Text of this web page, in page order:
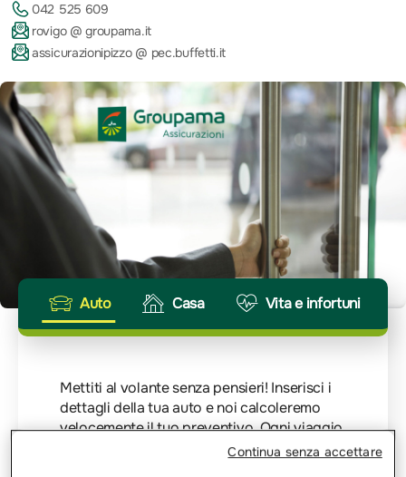
042 525 609
rovigo @ groupama.it
assicurazionipizzo @ pec.buffetti.it
Auto Casa Vita e infortuni
Mettiti al volante senza pensieri! Inserisci i
dettagli della tua auto e noi calcoleremo
velocemente il tuo preventivo. Ogni viaggio
merita la giusta protezione.Continua senza accettare